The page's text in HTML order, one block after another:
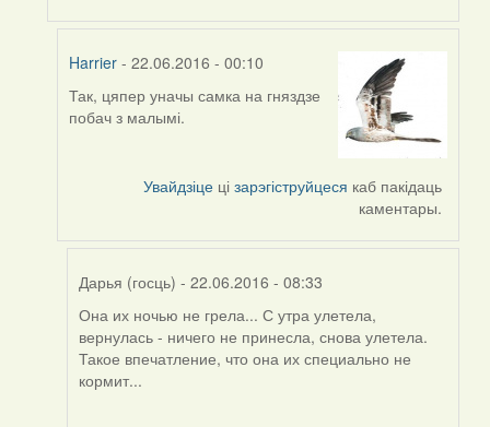
Harrier - 22.06.2016 - 00:10
In
reply
Так, цяпер уначы самка на гняздзе
побач з малымі.
Увайдзіце цізарэгіструйцеся каб пакідаць
каментары.
Дарья (госць) - 22.06.2016 - 08:33
In
reply
to
by
Она их ночью не грела... С утра улетела,
вернулась - ничего не принесла, снова улетела.
Такое впечатление, что она их специально не
кормит...